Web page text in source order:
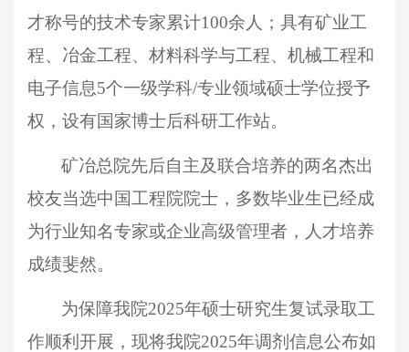
才称号的技术专家累计100余人；具有矿业工
程、冶金工程、材料科学与工程、机械工程和
电子信息5个一级学科/专业领域硕士学位授予
权，设有国家博士后科研工作站。
矿冶总院先后自主及联合培养的两名杰出
校友当选中国工程院院士，多数毕业生已经成
为行业知名专家或企业高级管理者，人才培养
成绩斐然。
为保障我院2025年硕士研究生复试录取工
作顺利开展，现将我院2025年调剂信息公布如